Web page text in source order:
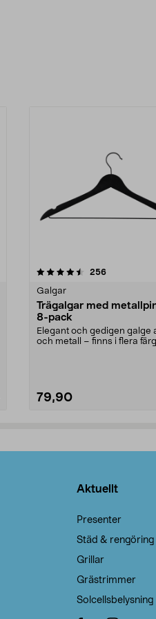
256recensioner
Galgar
Trägalgar med
8-pack
Elegant och gedigen galge
och metall – finns i flera
79,90
4.0av 5 stjärnor
Aktuellt
Presenter
Städ & rengöring
Grillar
Grästrimmer
Solcellsbelysning